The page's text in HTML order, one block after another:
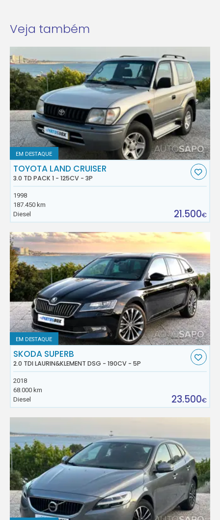
Veja também
EM DESTAQUE
TOYOTA LAND CRUISER
3.0 TD PACK 1 - 125CV - 3P
1998
187.450 km
Diesel
21.500€
EM DESTAQUE
SKODA SUPERB
2.0 TDI LAURIN&KLEMENT DSG - 190CV - 5P
2018
68.000 km
Diesel
23.500€